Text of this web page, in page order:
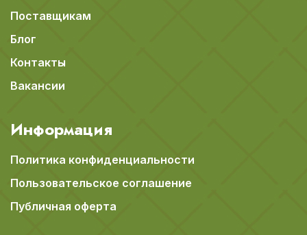
Поставщикам
Блог
Контакты
Вакансии
Информация
Политика конфиденциальности
Пользовательское соглашение
Публичная оферта